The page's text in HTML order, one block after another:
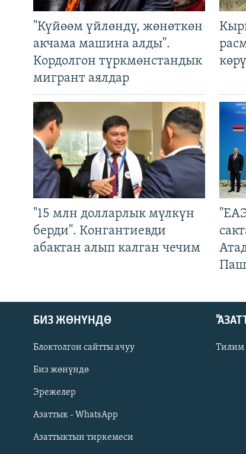
Русский
ОНЛАЙН ШЕРИНЕ
"Күйөөм үйлөндү, жөнөткөн
акчама машина алды".
Кордолгон түркмөнстандык
мигрант аялдар
"15 млн долларлык мүлкүн
берди". Конгантиевди
абактан алып калган чечим
БИЗ ЖӨНҮНДӨ
Блоктолгон сайтты ачуу
Биз жөнүндө
Эрежелер
Азаттык - WhatsApp
Азаттыктын тиркемеси
Тилим